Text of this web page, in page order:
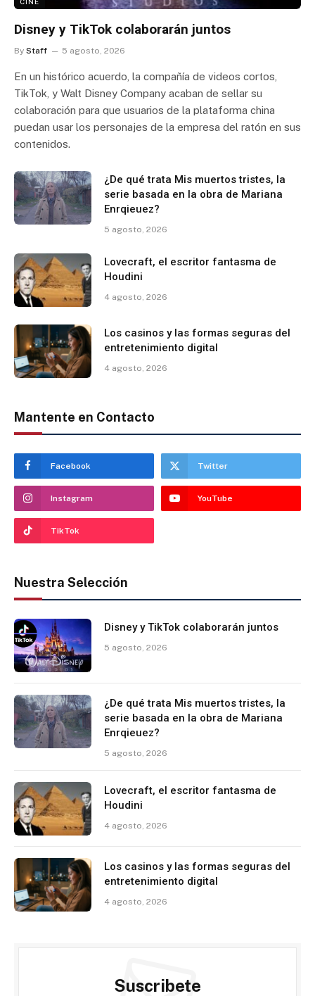
Disney y TikTok colaborarán juntos
By Staff 5 agosto, 2026
En un histórico acuerdo, la compañía de videos cortos,
TikTok, y Walt Disney Company acaban de sellar su
colaboración para que usuarios de la plataforma china
puedan usar los personajes de la empresa del ratón en sus
contenidos.
¿De qué trata Mis muertos tristes, la
serie basada en la obra de Mariana
Enrqieuez?
5 agosto, 2026
Lovecraft, el escritor fantasma de
Houdini
4 agosto, 2026
Los casinos y las formas seguras del
entretenimiento digital
4 agosto, 2026
Mantente en Contacto
Facebook Twitter
Instagram YouTube
TikTok
Nuestra Selección
Disney y TikTok colaborarán juntos
5 agosto, 2026
¿De qué trata Mis muertos tristes, la
serie basada en la obra de Mariana
Enrqieuez?
5 agosto, 2026
Lovecraft, el escritor fantasma de
Houdini
4 agosto, 2026
Los casinos y las formas seguras del
entretenimiento digital
4 agosto, 2026
Suscribete